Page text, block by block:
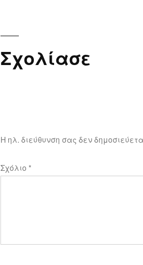
Σχολίασε
Η ηλ. διεύθυνση σας δεν
Σχόλιο *